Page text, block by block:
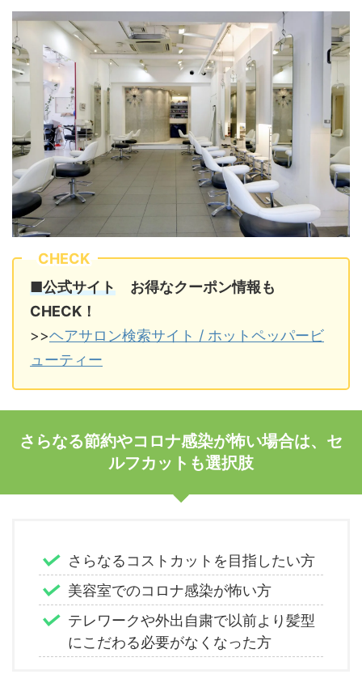
CHECK
■公式サイト
お得なクーポン情報も
CHECK！
>>ヘアサロン検索サイト / ホットペッパービ
ューティー
さらなる節約やコロナ感染が怖い場合は、セ
ルフカットも選択肢
さらなるコストカットを目指したい方
美容室でのコロナ感染が怖い方
テレワークや外出自粛で以前より髪型
にこだわる必要がなくなった方